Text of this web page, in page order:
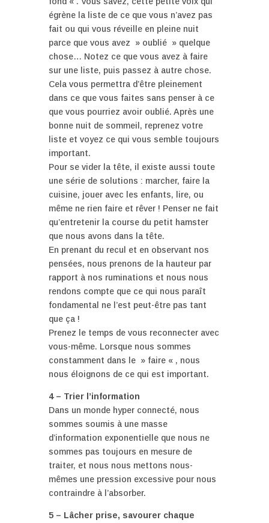
égrène la liste de ce que vous n’avez pas
fait ou qui vous réveille en pleine nuit
parce que vous avez » oublié » quelque
chose… Notez ce que vous avez à faire
sur une liste, puis passez à autre chose.
Cela vous permettra d’être pleinement
dans ce que vous faites sans penser à ce
que vous pourriez avoir oublié. Après une
bonne nuit de sommeil, reprenez votre
liste et voyez ce qui vous semble toujours
important.
Pour se vider la tête, il existe aussi toute
une série de solutions : marcher, faire la
cuisine, jouer avec les enfants, lire, ou
même ne rien faire et rêver ! Penser ne fait
qu’entretenir la course du petit hamster
que nous avons dans la tête.
En prenant du recul et en observant nos
pensées, nous prenons de la hauteur par
rapport à nos ruminations et nous nous
rendons compte que ce qui nous paraît
fondamental ne l’est peut-être pas tant
que ça !
Prenez le temps de vous reconnecter avec
vous-même. Lorsque nous sommes
constamment dans le » faire « , nous
nous éloignons de ce qui est important.
4 – Trier l’information
Dans un monde hyper connecté, nous
sommes soumis à une masse
d’information exponentielle que nous ne
sommes pas toujours en mesure de
traiter, et nous nous mettons nous-
mêmes une pression excessive pour nous
contraindre à l’absorber.
5 – Lâcher prise, savourer chaque